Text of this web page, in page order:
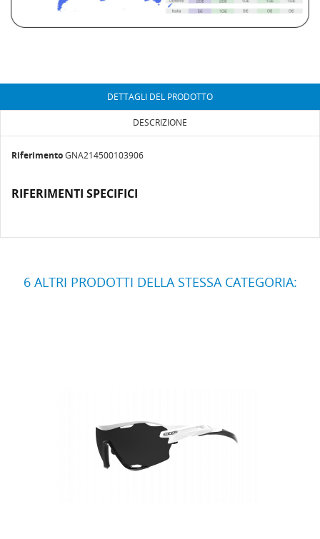
DETTAGLI DEL PRODOTTO
DESCRIZIONE
RiferimentoGNA214500103906
RIFERIMENTI SPECIFICI
6 ALTRI PRODOTTI DELLA STESSA CATEGORIA: